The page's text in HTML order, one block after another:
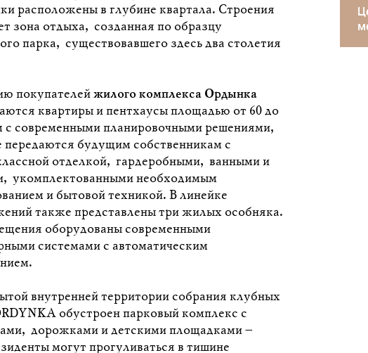
расположены в глубине квартала. Строения
зона отдыха, созданная по образцу
парка, существовавшего здесь два столетия
покупателей жилого комплекса Ордынка
квартиры и пентхаусы площадью от 60 до
с современными планировочными решениями,
передаются будущим собственникам с
отделкой, гардеробными, ванными и
укомплектованными необходимым
и бытовой техникой. В линейке
также представлены три жилых особняка.
оборудованы современными
системами с автоматическим
внутренней территории собрания клубных
обустроен парковый комплекс с
дорожками и детскими площадками –
могут прогуливаться в тишине